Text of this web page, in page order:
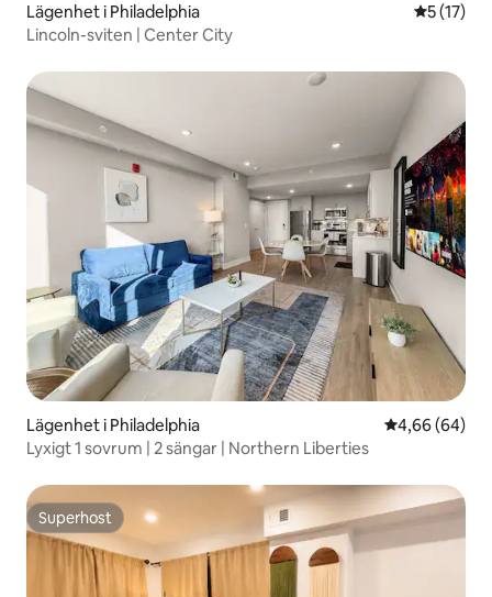
Lägenhet i Philadelphia 5 av 5 i
5 (17)
Lincoln-sviten | Center City
Lägenhet i Philadelphia 4,66 av 5 i
4,66 (64)
Lyxigt 1 sovrum | 2 sängar | Northern Liberties
Superhost
Superhost